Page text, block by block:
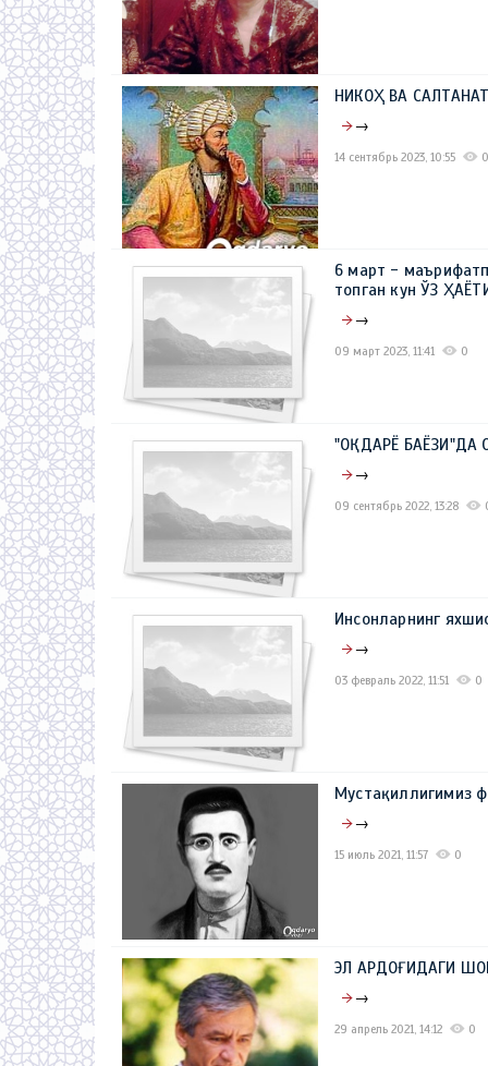
НИКОҲ ВА
→
14 сентябрь 2023, 10:55 0
6 март -
топган кун ЎЗ
→
09 март 2023, 11:41 0
"OҚДАРЁ
→
09 сентябрь 2022, 13:28
Инсонларнинг
→
03 февраль 2022, 11:51 0
Мустақиллигимиз
→
15 июль 2021, 11:57 0
ЭЛ АРДОҒИДАГИ
→
29 апрель 2021, 14:12 0